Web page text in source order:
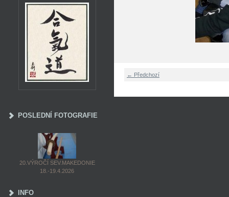
← Předchozí
POSLEDNÍ FOTOGRAFIE
20.VÝROČÍ SEV.MAKEDONIE
18.-19.4.2026
INFO